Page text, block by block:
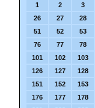
1
2 3
26
27 28
51
52 53
76
77 78
101
102 103
126
127 128
151
152 153
176
177 178